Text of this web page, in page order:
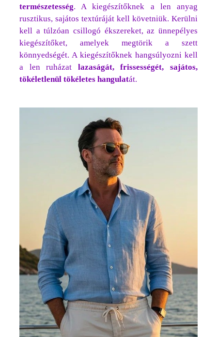
természetesség. A kiegészítőknek a len anyag
rusztikus, sajátos textúráját kell követniük. Kerülni
kell a túlzóan csillogó ékszereket, az ünnepélyes
kiegészítőket, amelyek megtörik a szett
könnyedségét. A kiegészítőknek hangsúlyozni kell
a len ruházat lazaságát, frissességét, sajátos,
tökéletlenül tökéletes hangulatát.